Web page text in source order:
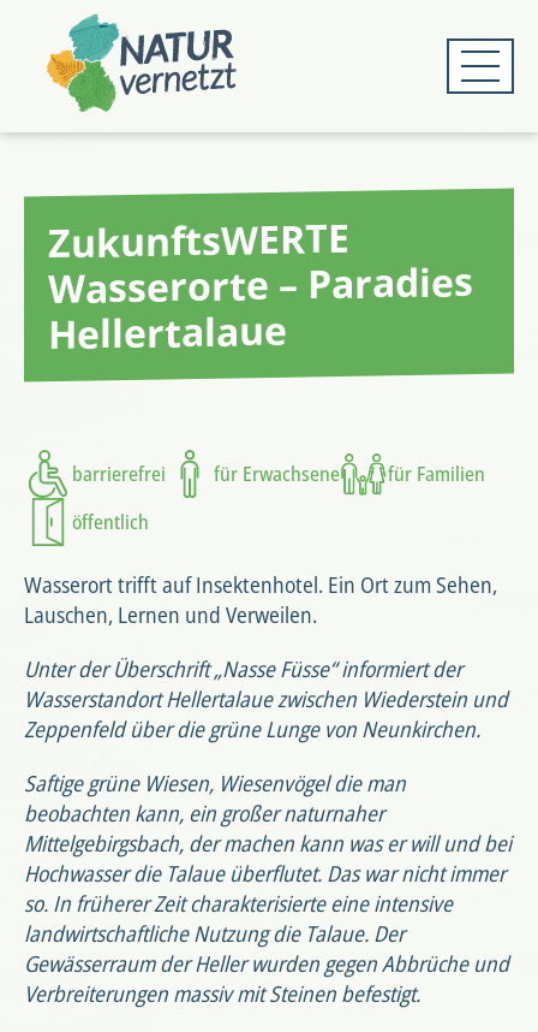
Hauptmenü
springen
Hauptinhalt
springen
ZukunftsWERTE
Wasserorte – Paradies
Hellertalaue
barrierefrei für Erwachsene
für Familien
öffentlich
Wasserort trifft auf Insektenhotel. Ein Ort zum Sehen,
Lauschen, Lernen und Verweilen.
Unter der Überschrift „Nasse Füsse“ informiert der
Wasserstandort Hellertalaue zwischen Wiederstein und
Zeppenfeld über die grüne Lunge von Neunkirchen.
Saftige grüne Wiesen, Wiesenvögel die man
beobachten kann, ein großer naturnaher
Mittelgebirgsbach, der machen kann was er will und bei
Hochwasser die Talaue überflutet. Das war nicht immer
so. In früherer Zeit charakterisierte eine intensive
landwirtschaftliche Nutzung die Talaue. Der
Gewässerraum der Heller wurden gegen Abbrüche und
Verbreiterungen massiv mit Steinen befestigt.